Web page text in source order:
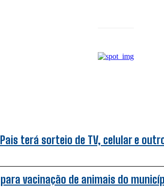
terá sorteio de TV, celular e
vacinação de animais do